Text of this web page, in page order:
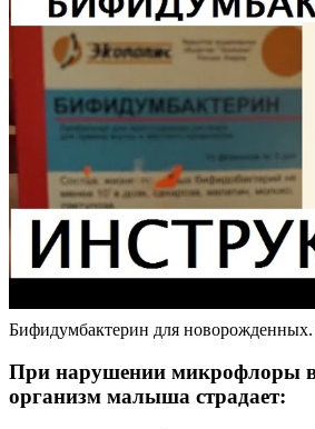
Бифидумбактерин для новорожденных.
При нарушении микрофлоры в
организм малыша страдает: